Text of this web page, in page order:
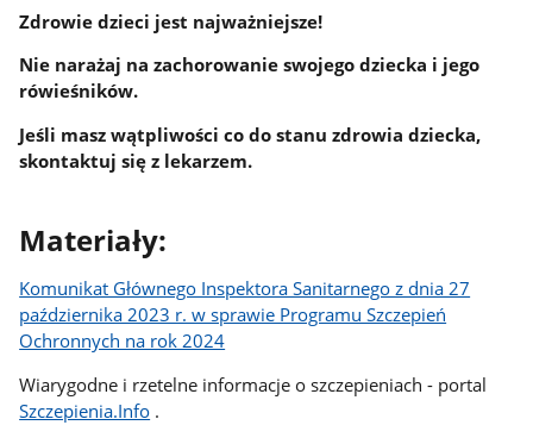
Zdrowie dzieci jest najważniejsze!
Nie narażaj na zachorowanie swojego dziecka i jego
rówieśników.
Jeśli masz wątpliwości co do stanu zdrowia dziecka,
skontaktuj się z lekarzem.
Materiały:
Komunikat Głównego Inspektora Sanitarnego z dnia 27
października 2023 r. w sprawie Programu Szczepień
Ochronnych na rok 2024
Wiarygodne i rzetelne informacje o szczepieniach - portal
Szczepienia.Info .